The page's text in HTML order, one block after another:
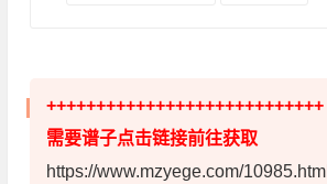
++++++++++++++++++++++++++++
需要谱子点击链接前往获取
https://www.mzyege.com/10985.html